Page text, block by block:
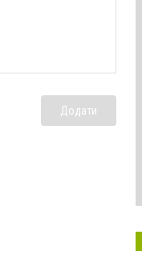
Додати